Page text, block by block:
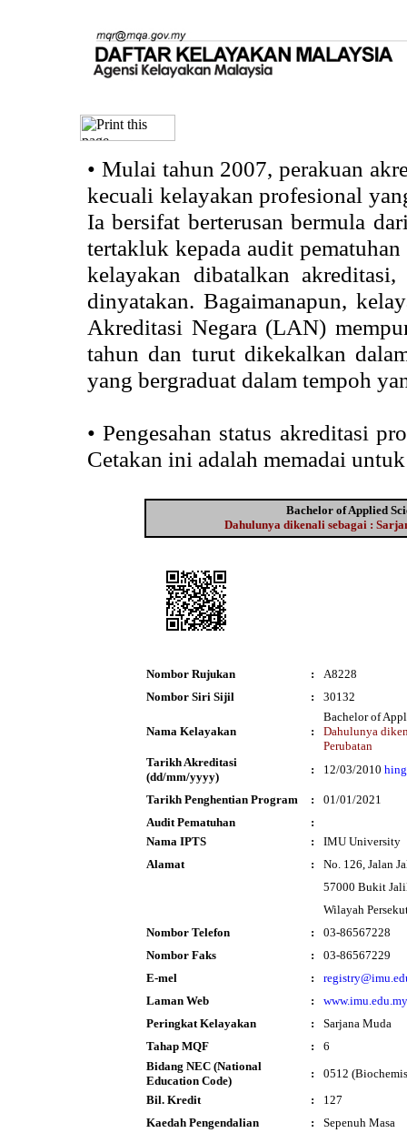
• Mulai tahun 2007, perakuan
kecuali kelayakan profesional
Ia bersifat berterusan bermula
tertakluk kepada audit
kelayakan dibatalkan
dinyatakan. Bagaimanapun,
Akreditasi Negara (LAN)
tahun dan turut dikekalkan
yang bergraduat dalam tempoh
• Pengesahan status akreditasi
Cetakan ini adalah memadai
Bachelor of Applied
Dahulunya dikenali sebagai :
Nombor Rujukan :
A8228
Nombor Siri Sijil
: 30132
Nama Kelayakan :
Bachelor of
Dahulunya
Perubatan
Tarikh Akreditasi
(dd/mm/yyyy)
: 12/03/2010
Tarikh Penghentian Program :
01/01/2021
Audit Pematuhan
:
Nama IPTS
:
IMU University
Alamat
:
No. 126, Jalan
57000 Bukit
Wilayah
Nombor Telefon
:
03-86567228
Nombor Faks
:
03-86567229
E-mel
:
Laman Web
:
www.imu.edu.my
Peringkat Kelayakan
:
Sarjana Muda
Tahap MQF
:
6
Bidang NEC (National
Education Code)
:
0512
Bil. Kredit
:
127
Kaedah Pengendalian
: Sepenuh Masa